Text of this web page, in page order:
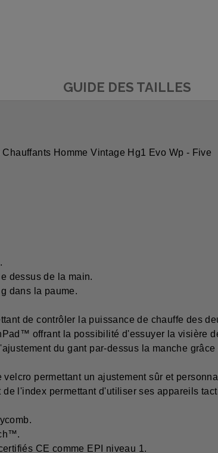
GUIDE DES TAILLES
Homme Vintage Hg1 Evo Wp - Five
dessus de la main.
dans la paume.
de contrôler la puissance de chauffe des
offrant la possibilité d'essuyer la visière
du gant par-dessus la manche grâce
permettant un ajustement sûr et
l'index permettant d'utiliser ses appareils
CE comme EPI niveau 1.